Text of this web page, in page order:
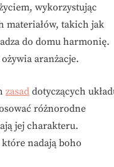
wykorzystując
materiałów, takich jak
do domu harmonię.
aranżacje.
zasad dotyczących
różnorodne
jej charakteru.
nadają boho